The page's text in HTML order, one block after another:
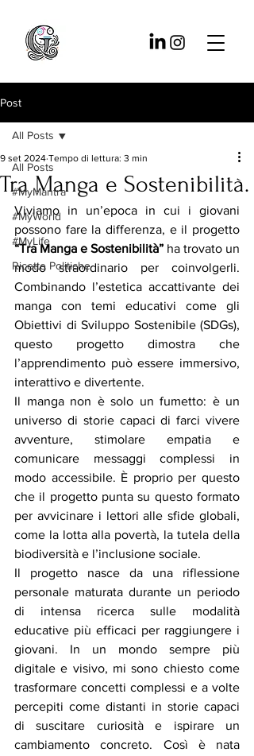
Post
All Posts
#MyMantra
#MyWorld
#MyLife
Ricette Politiche
All Posts
Tra Manga e Sostenibilità.
9 set 2024 Tempo di lettura: 3 min
Viviamo in un’epoca in cui i giovani
“Tra Manga e Sostenibilità” ha trovato un
modo straordinario per coinvolgerli.
Combinando l’estetica accattivante dei
manga con temi educativi come gli
Obiettivi di Sviluppo Sostenibile (SDGs),
questo progetto dimostra che
l’apprendimento può essere immersivo,
interattivo e divertente.
Il manga non è solo un fumetto: è un
universo di storie capaci di farci vivere
avventure, stimolare empatia e
comunicare messaggi complessi in
modo accessibile. È proprio per questo
che il progetto punta su questo formato
per avvicinare i lettori alle sfide globali,
come la lotta alla povertà, la tutela della
biodiversità e l’inclusione sociale.
Il progetto nasce da una riflessione
personale maturata durante un periodo
di intensa ricerca sulle modalità
educative più efficaci per raggiungere i
giovani. In un mondo sempre più
digitale e visivo, mi sono chiesto come
trasformare concetti complessi e a volte
percepiti come distanti in storie capaci
di suscitare curiosità e ispirare un
cambiamento concreto. Così è nata